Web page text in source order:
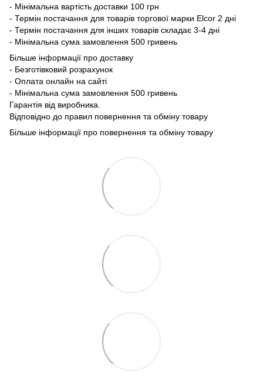
- Мінімальна вартість доставки 100 грн
- Термін постачання для товарів торгової марки Elcor 2 дні
- Термін постачання для інших товарів складає 3-4 дні
- Мінімальна сума замовлення 500 гривень
Більше інформації про доставку
- Безготівковий розрахунок
- Оплата онлайн на сайті
- Мінімальна сума замовлення 500 гривень
Гарантія від виробника.
Відповідно до правил повернення та обміну товару
Більше інформації про повернення та обміну товару